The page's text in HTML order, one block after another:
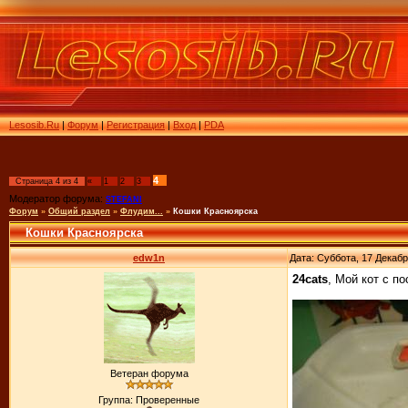
Lesosib.Ru|Форум|Регистрация|Вход|PDA
Страница 4 из 4 « 1 2 3
4
Модератор форума: STEFANI
Форум » Общий раздел » Флудим... » Кошки Красноярска
Кошки Красноярска
edw1n Дата: Суббота, 17
Ветеран форума
Группа: Проверенные
24cats, Мой кот с